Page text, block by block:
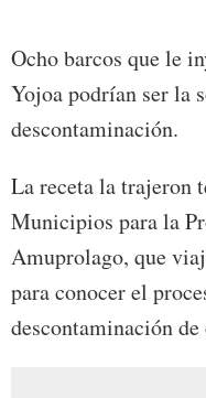
Ocho barcos que le
Yojoa podrían ser la
descontaminación.
La receta la trajeron
Municipios para la
Amuprolago, que
para conocer el
descontaminación de